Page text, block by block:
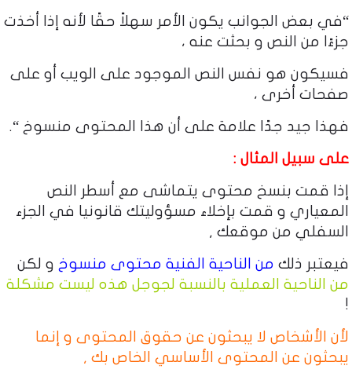
“في بعض الجوانب يكون الأمر سهلاً حقًا لأنه إذا أخذت
جزءًا من النص و بحثت عنه ،
فسيكون هو نفس النص الموجود على الويب أو على
صفحات أخرى ،
فهذا جيد جدًا علامة على أن هذا المحتوى منسوخ “.
على سبيل المثال :
إذا قمت بنسخ محتوى يتماشى مع أسطر النص
المعياري و قمت بإخلاء مسؤوليتك قانونيا في الجزء
السفلي من موقعك ,
فيعتبر ذلك من الناحية الفنية محتوى منسوخ و لكن
من الناحية العملية بالنسبة لجوجل هذه ليست مشكلة
!
لأن الأشخاص لا يبحثون عن حقوق المحتوى و إنما
يبحثون عن المحتوى الأساسي الخاص بك ,